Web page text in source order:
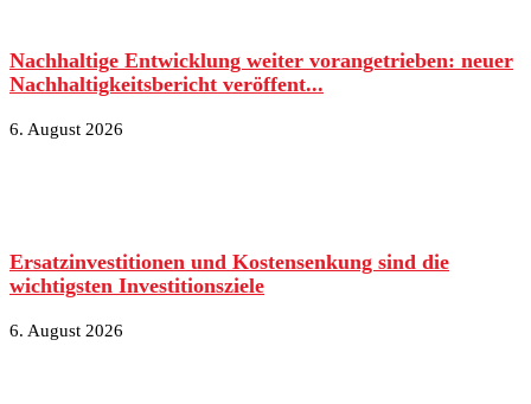
Nachhaltige Entwicklung weiter vorangetrieben: neuer
Nachhaltigkeitsbericht veröffent...
6. August 2026
Ersatzinvestitionen und Kostensenkung sind die
wichtigsten Investitionsziele
6. August 2026